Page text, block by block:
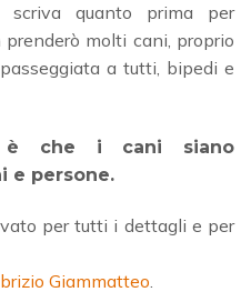
quanto prima per
molti cani, proprio
a tutti, bipedi e
è che i cani siano
e persone.
per tutti i dettagli e per
Giammatteo